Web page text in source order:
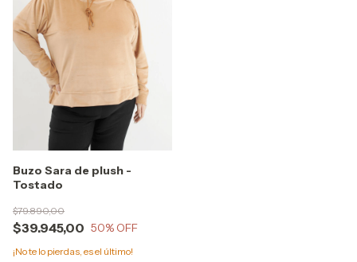
Buzo Sara de plush -
Tostado
$39.945,00
$79.890,00
50% OFF
¡No te lo pierdas, es el último!